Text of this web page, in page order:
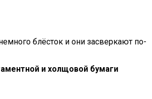
блёсток и они засверкают по-
и холщовой бумаги